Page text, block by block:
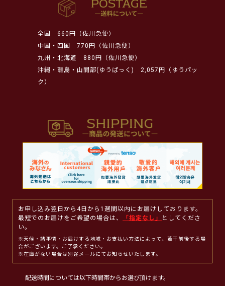
全国
660円（佐川急便）
中国・四国
770円（佐川急便）
九州・北海道
880円（佐川急便）
沖縄・離島・山間部(ゆうぱっく)
2,057円（ゆうパッ
ク）
お申し込み翌日から4日から1週間以内にお届けしております。
最短でのお届けをご希望の場合は、
「指定なし」
としてくださ
い。
※天候・諸事情・お届けする地域・お支払い方法によって、若干前後する場
合がございます。ご了承ください。
※在庫がない場合は別途メールにてお知らせいたします。
配送時間については以下時間帯からお選び頂けます。